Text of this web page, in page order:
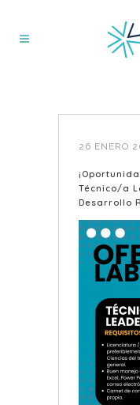
26 ENERO
Técnico/a
Desarrollo